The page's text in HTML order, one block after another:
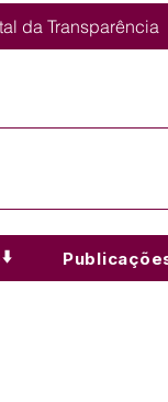
da Transparência